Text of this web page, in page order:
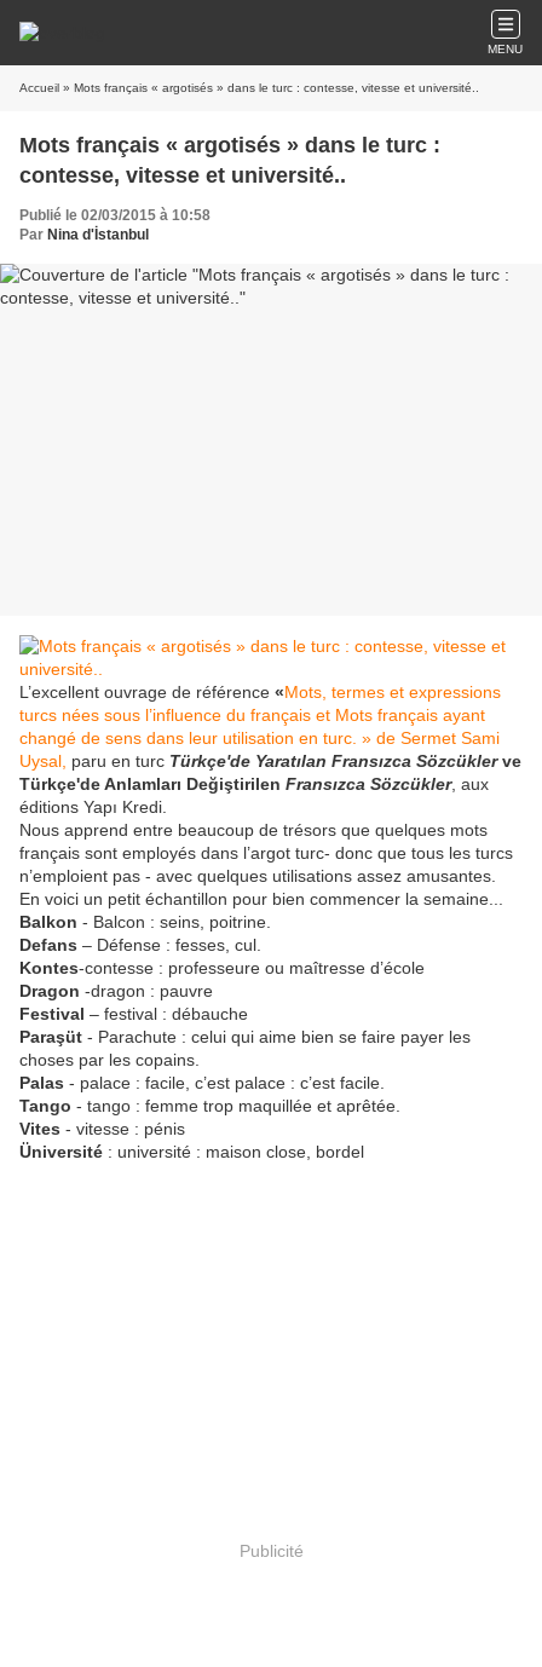
MENU
Accueil » Mots français « argotisés » dans le turc : contesse, vitesse et université..
Mots français « argotisés » dans le turc :
contesse, vitesse et université..
Publié le 02/03/2015 à 10:58
Par Nina d'İstanbul
L’excellent ouvrage de référence «Mots, termes et expressions
turcs nées sous l’influence du français et Mots français ayant
changé de sens dans leur utilisation en turc. » de Sermet Sami
Uysal, paru en turc Türkçe'de Yaratılan Fransızca Sözcüklerve
Türkçe'de Anlamları Değiştirilen Fransızca Sözcükler, aux
éditions Yapı Kredi.
Nous apprend entre beaucoup de trésors que quelques mots
français sont employés dans l’argot turc- donc que tous les turcs
n’emploient pas - avec quelques utilisations assez amusantes.
En voici un petit échantillon pour bien commencer la semaine...
Balkon - Balcon : seins, poitrine.
Defans – Défense : fesses, cul.
Kontes-contesse : professeure ou maîtresse d’école
Dragon -dragon : pauvre
Festival – festival : débauche
Paraşüt - Parachute : celui qui aime bien se faire payer les
choses par les copains.
Palas - palace : facile, c’est palace : c’est facile.
Tango - tango : femme trop maquillée et aprêtée.
Vites - vitesse : pénis
Üniversité : université : maison close, bordel
Publicité